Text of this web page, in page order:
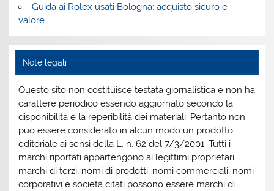
Guida ai Rolex usati Bologna: acquisto sicuro e
valore
Note legali
Questo sito non costituisce testata giornalistica e non ha
carattere periodico essendo aggiornato secondo la
disponibilità e la reperibilità dei materiali. Pertanto non
può essere considerato in alcun modo un prodotto
editoriale ai sensi della L. n. 62 del 7/3/2001. Tutti i
marchi riportati appartengono ai legittimi proprietari;
marchi di terzi, nomi di prodotti, nomi commerciali, nomi
corporativi e società citati possono essere marchi di